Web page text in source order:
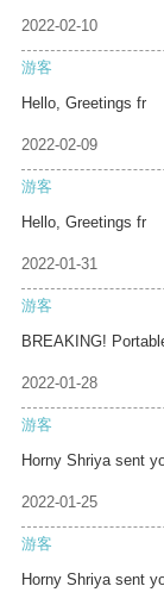
2022-02-10
游客
Hello, Greetings fr
2022-02-09
游客
Hello, Greetings fr
2022-01-31
游客
BREAKING!
2022-01-28
游客
Horny Shriya sent
2022-01-25
游客
Horny Shriya sent